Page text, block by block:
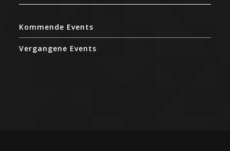
Kommende Events
Vergangene Events